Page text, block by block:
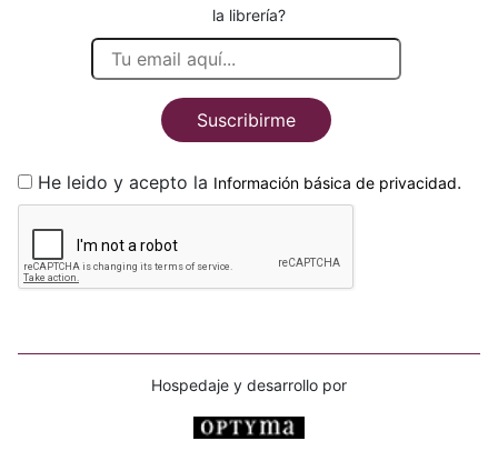
la librería?
Suscribirme
He leido y acepto la Información básica de privacidad.
Hospedaje y desarrollo por